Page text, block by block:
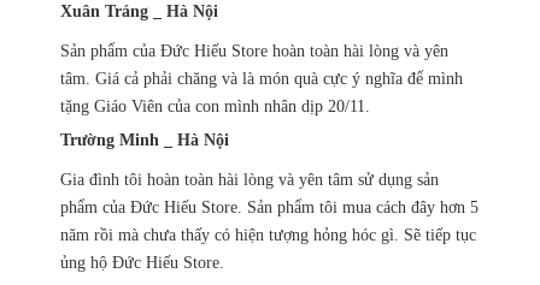
Xuân Tráng _ Hà Nội
Sản phẩm của Đức Hiếu Store hoàn toàn hài lòng và yên
tâm. Giá cả phải chăng và là món quà cực ý nghĩa để mình
tặng Giáo Viên của con mình nhân dịp 20/11.
Trường Minh _ Hà Nội
Gia đình tôi hoàn toàn hài lòng và yên tâm sử dụng sản
phẩm của Đức Hiếu Store. Sản phẩm tôi mua cách đây hơn 5
năm rồi mà chưa thấy có hiện tượng hỏng hóc gì. Sẽ tiếp tục
ủng hộ Đức Hiếu Store.